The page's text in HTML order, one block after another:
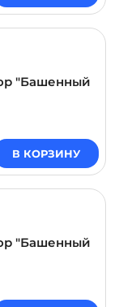
"Башенный
В КОРЗИНУ
"Башенный